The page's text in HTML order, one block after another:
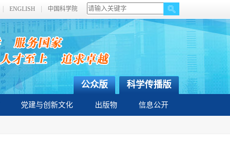
ENGLISH 中国科学院
科学传播版
公众版
党建与创新文化 出版物 信息公开